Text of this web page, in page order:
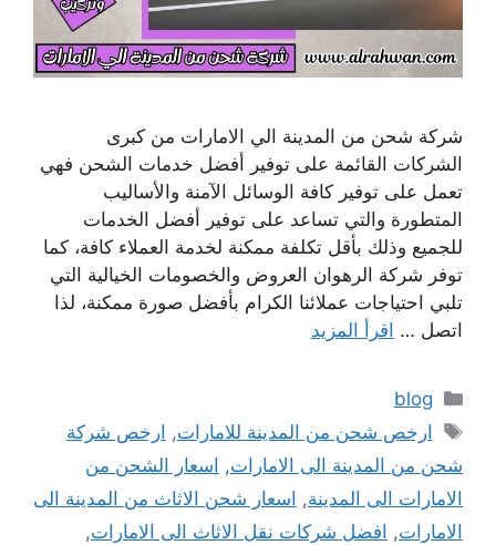
شركة شحن من المدينة الي الامارات من كبرى
الشركات القائمة على توفير أفضل خدمات الشحن فهي
تعمل على توفير كافة الوسائل الآمنة والأساليب
المتطورة والتي تساعد على توفير أفضل الخدمات
للجميع وذلك بأقل تكلفة ممكنة لخدمة العملاء كافة، كما
توفر شركة الرهوان العروض والخصومات الخيالية التي
تلبي احتياجات عملائنا الكرام بأفضل صورة ممكنة، لذا
اتصل … اقرأ المزيد
التصنيفات
blog
الوسوم
ارخص شحن من المدينة للامارات, ارخص شركة
شحن من المدينة الى الامارات, اسعار الشحن من
الامارات الى المدينة, اسعار شحن الاثاث من المدينة الى
الامارات, افضل شركات نقل الاثاث الى الامارات,